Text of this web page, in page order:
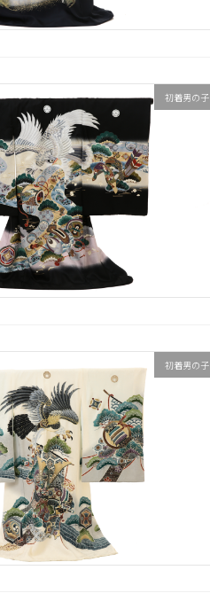
初着男の子
初着男の子